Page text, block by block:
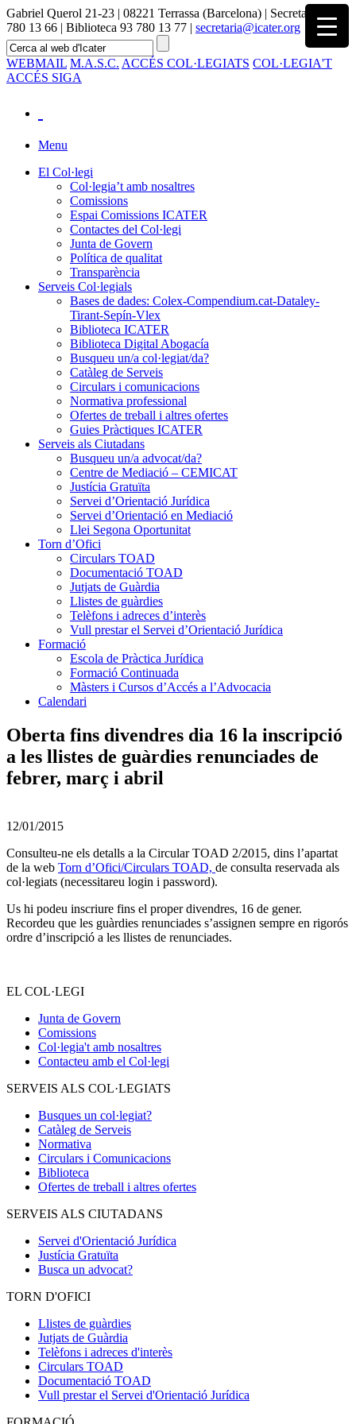
Gabriel Querol 21-23 | 08221 Terrassa (Barcelona) | Secretaria 93
780 13 66 | Biblioteca 93 780 13 77 | secretaria@icater.org
WEBMAIL M.A.S.C. ACCÉS COL·LEGIATS COL·LEGIA'T
ACCÉS SIGA
Menu
El Col·legi
Col·legia’t amb nosaltres
Comissions
Espai Comissions ICATER
Contactes del Col·legi
Junta de Govern
Política de qualitat
Transparència
Serveis Col·legials
Bases de dades: Colex-Compendium.cat-Dataley-
Tirant-Sepín-Vlex
Biblioteca ICATER
Biblioteca Digital Abogacía
Busqueu un/a col·legiat/da?
Catàleg de Serveis
Circulars i comunicacions
Normativa professional
Ofertes de treball i altres ofertes
Guies Pràctiques ICATER
Serveis als Ciutadans
Busqueu un/a advocat/da?
Centre de Mediació – CEMICAT
Justícia Gratuïta
Servei d’Orientació Jurídica
Servei d’Orientació en Mediació
Llei Segona Oportunitat
Torn d’Ofici
Circulars TOAD
Documentació TOAD
Jutjats de Guàrdia
Llistes de guàrdies
Telèfons i adreces d’interès
Vull prestar el Servei d’Orientació Jurídica
Formació
Escola de Pràctica Jurídica
Formació Continuada
Màsters i Cursos d’Accés a l’Advocacia
Calendari
Oberta fins divendres dia 16 la inscripció
a les llistes de guàrdies renunciades de
febrer, març i abril
12/01/2015
Consulteu-ne els detalls a la Circular TOAD 2/2015, dins l’apartat
de la web Torn d’Ofici/Circulars TOAD, de consulta reservada als
col·legiats (necessitareu login i password).
Us hi podeu inscriure fins el proper divendres, 16 de gener.
Recordeu que les guàrdies renunciades s’assignen sempre en rigorós
ordre d’inscripció a les llistes de renunciades.
EL COL·LEGI
Junta de Govern
Comissions
Col·legia't amb nosaltres
Contacteu amb el Col·legi
SERVEIS ALS COL·LEGIATS
Busques un col·legiat?
Catàleg de Serveis
Normativa
Circulars i Comunicacions
Biblioteca
Ofertes de treball i altres ofertes
SERVEIS ALS CIUTADANS
Servei d'Orientació Jurídica
Justícia Gratuïta
Busca un advocat?
TORN D'OFICI
Llistes de guàrdies
Jutjats de Guàrdia
Telèfons i adreces d'interès
Circulars TOAD
Documentació TOAD
Vull prestar el Servei d'Orientació Jurídica